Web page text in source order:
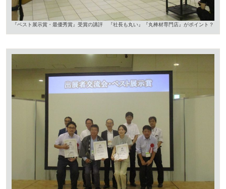
『ベスト展示賞・最優秀賞』受賞の講評 『社長も丸い』『丸棒材専門店』がポイント？